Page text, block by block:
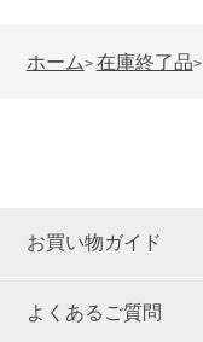
ホーム> 在庫終了品>
お買い物ガイド
よくあるご質問